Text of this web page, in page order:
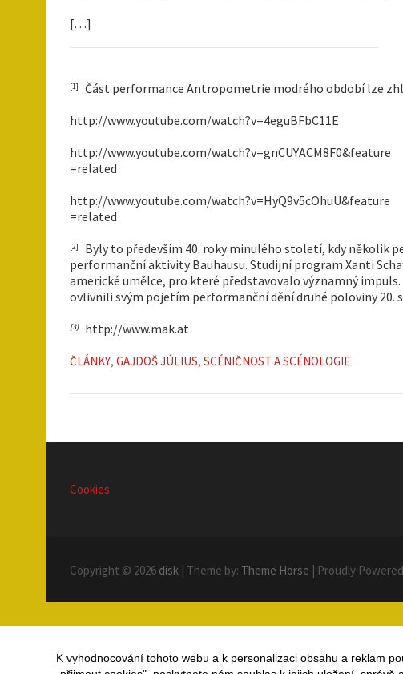
[…]
[1]
Část performance Antropometrie modrého období lze
http://www.youtube.com/watch?v=4eguBFbC11E
http://www.youtube.com/watch?v=gnCUYACM8F0&feature
=related
http://www.youtube.com/watch?v=HyQ9v5cOhuU&feature
=related
[2]
Byly to především 40. roky minulého století, kdy několik
performanční aktivity Bauhausu. Studijní program Xanti
americké umělce, pro které představovalo významný impuls.
ovlivnili svým pojetím performanční dění druhé poloviny 20.
[3] http://www.mak.at
ČLÁNKY, GAJDOŠ JÚLIUS, SCÉNIČNOST A SCÉNOLOGIE
Cookies
Copyright © 2026 disk | Theme by: Theme Horse | Proudly
K vyhodnocování tohoto webu a k personalizaci obsahu a reklam